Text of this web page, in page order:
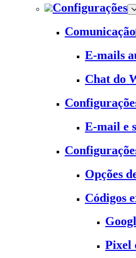
Configurações
Comunicação
E-mails
Chat do
E-mail e
Opções
Códigos
Pixel